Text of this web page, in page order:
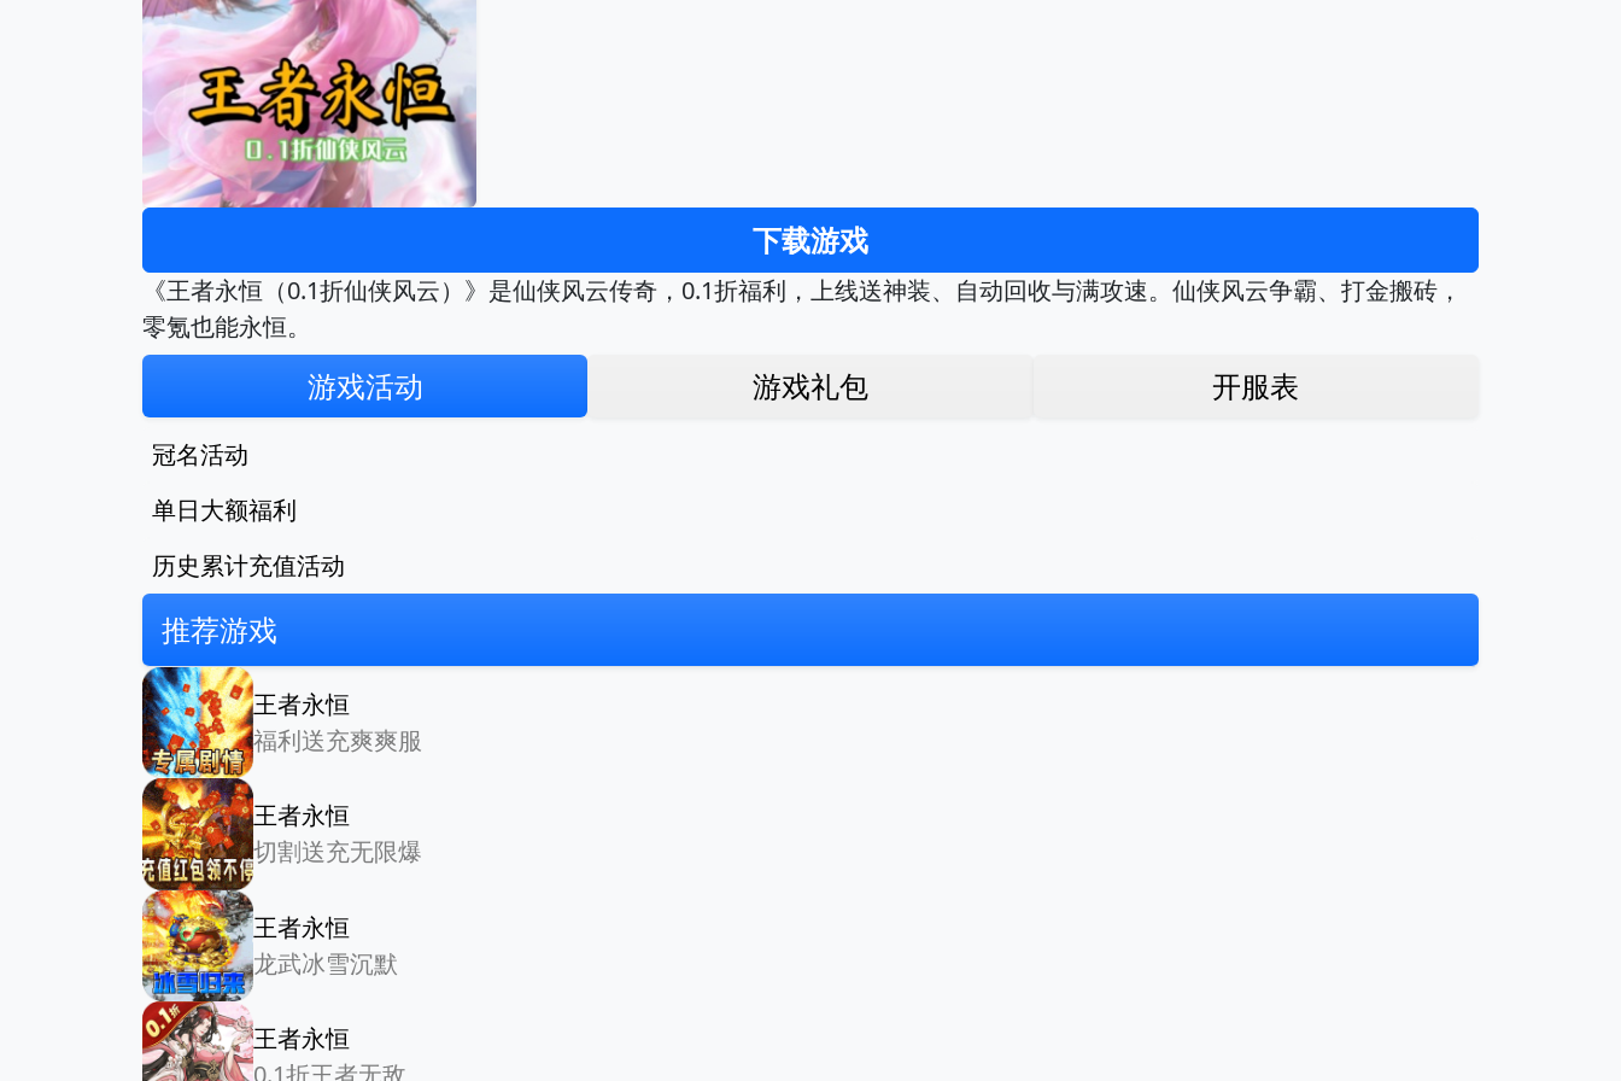
下载游戏
《王者永恒（0.1折仙侠风云）》是仙侠风云传奇，0.1折福利，上线送神装、自动回收与满攻速。仙侠风云争霸、打金搬砖，
零氪也能永恒。
游戏活动 游戏礼包 开服表
冠名活动
单日大额福利
历史累计充值活动
推荐游戏
王者永恒
福利送充爽爽服
王者永恒
切割送充无限爆
王者永恒
龙武冰雪沉默
王者永恒
0.1折王者无敌